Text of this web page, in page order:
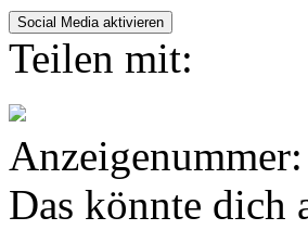
Teilen mit:
Das könnte dich